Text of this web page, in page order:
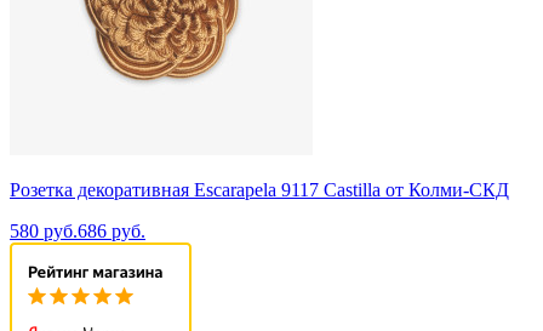
Розетка декоративная Escarapela 9117 Castilla от Колми-СКД
580 руб.686 руб.